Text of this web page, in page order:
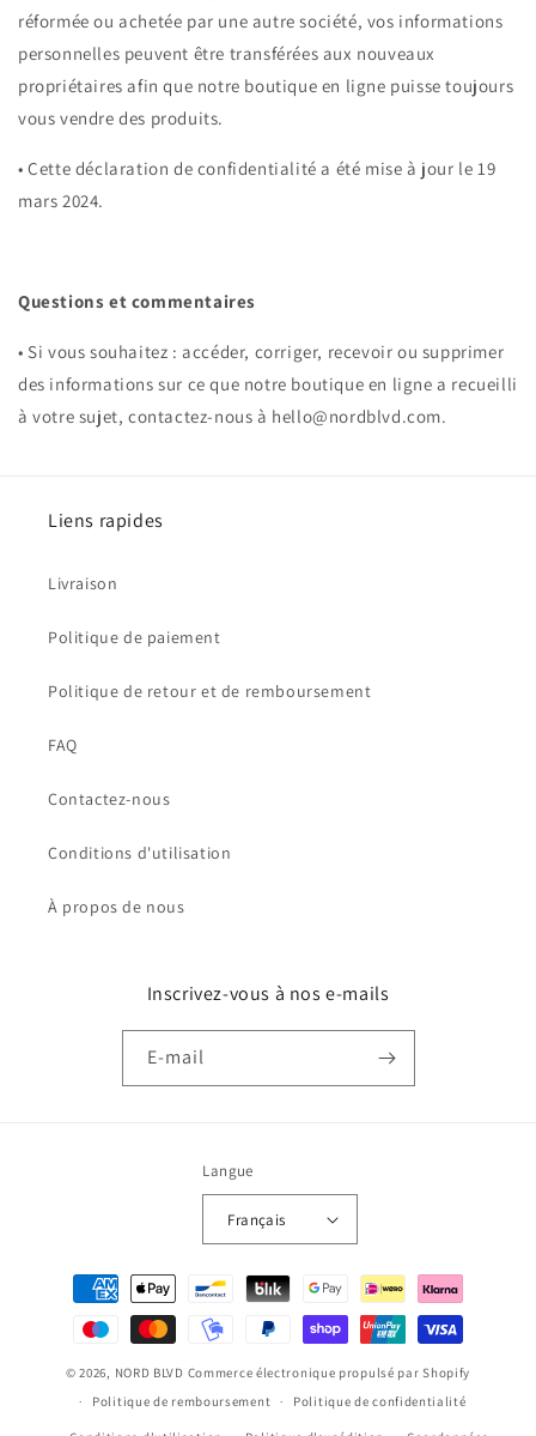
réformée ou achetée par une autre société, vos informations
personnelles peuvent être transférées aux nouveaux
propriétaires afin que notre boutique en ligne puisse toujours
vous vendre des produits.
• Cette déclaration de confidentialité a été mise à jour le 19
mars 2024.
Questions et commentaires
• Si vous souhaitez : accéder, corriger, recevoir ou supprimer
des informations sur ce que notre boutique en ligne a recueilli
à votre sujet, contactez-nous à hello@nordblvd.com.
Liens rapides
Livraison
Politique de paiement
Politique de retour et de remboursement
FAQ
Contactez-nous
Conditions d'utilisation
À propos de nous
Inscrivez-vous à nos e-mails
E-mail
Langue
Français
Moyens
paiement
© 2026, NORD BLVD Commerce électronique propulsé par Shopify
Politique de remboursement
Politique de confidentialité